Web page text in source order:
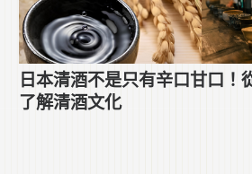
日本清酒不是只有辛口甘口！
了解清酒文化